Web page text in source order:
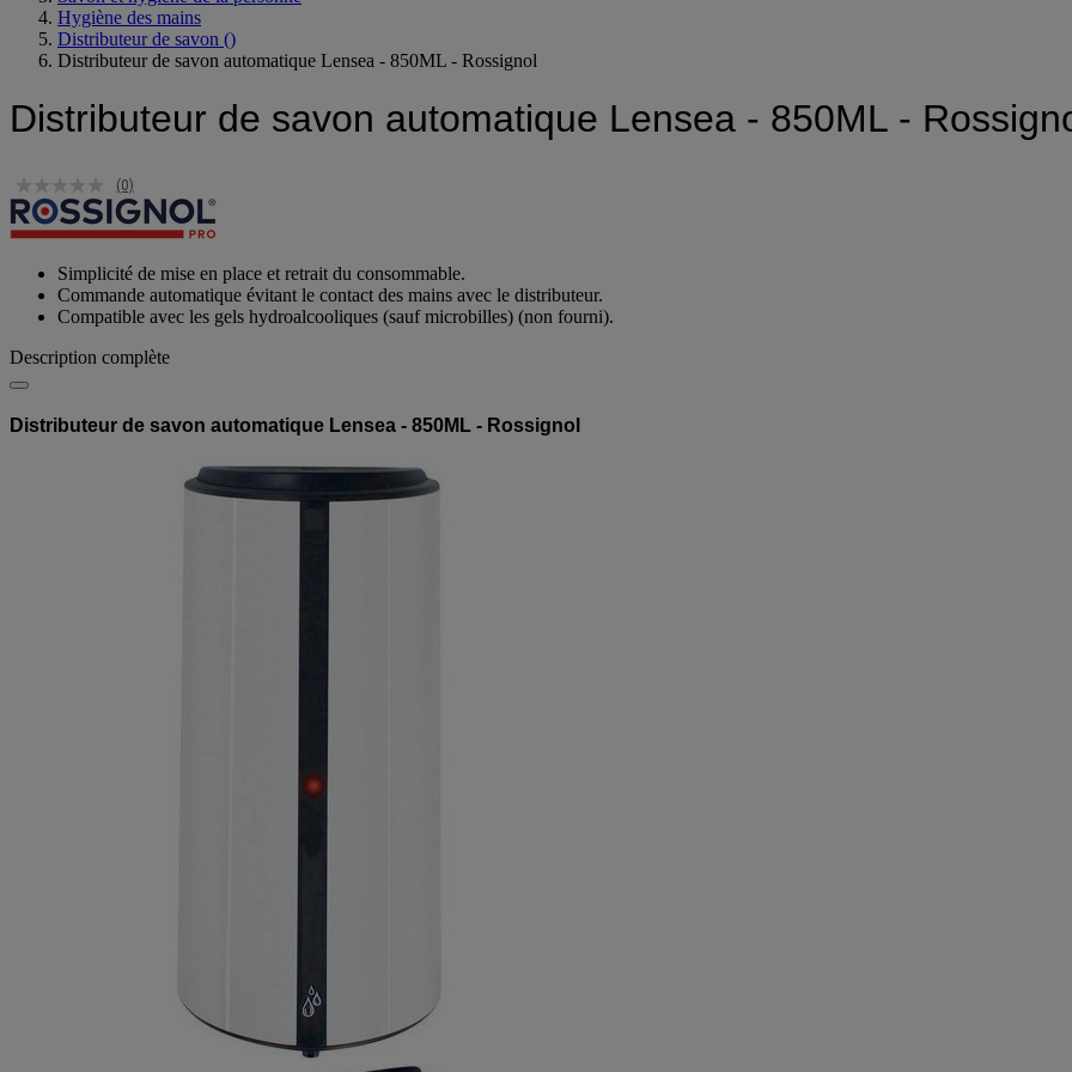
Hygiène des mains
Distributeur de savon ()
Distributeur de savon automatique Lensea - 850ML - Rossignol
Distributeur de savon automatique Lensea - 850ML -
(0)
Simplicité de mise en place et retrait du consommable.
Commande automatique évitant le contact des mains avec le distributeur.
Compatible avec les gels hydroalcooliques (sauf microbilles) (non fourni).
Description complète
Distributeur de savon automatique Lensea - 850ML - Rossignol